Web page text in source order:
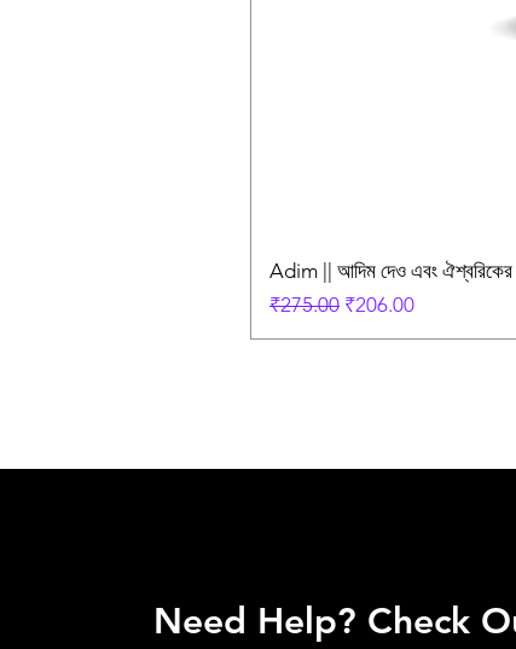
Adim || আদিম দেও এবং
Regular Price
₹275.00 Sale Price
₹206.00
Need Help? Check